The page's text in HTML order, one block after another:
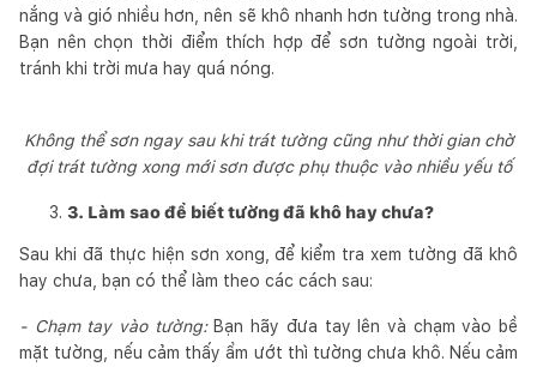
nắng và gió nhiều hơn, nên sẽ khô nhanh hơn tường trong nhà.
Bạn nên chọn thời điểm thích hợp để sơn tường ngoài trời,
tránh khi trời mưa hay quá nóng.
Không thể sơn ngay sau khi trát tường cũng như thời gian chờ
đợi trát tường xong mới sơn được phụ thuộc vào nhiều yếu tố
3. Làm sao để biết tường đã khô hay chưa?
Sau khi đã thực hiện sơn xong, để kiểm tra xem tường đã khô
hay chưa, bạn có thể làm theo các cách sau:
- Chạm tay vào tường:Bạn hãy đưa tay lên và chạm vào bề
mặt tường, nếu cảm thấy ẩm ướt thì tường chưa khô. Nếu cảm